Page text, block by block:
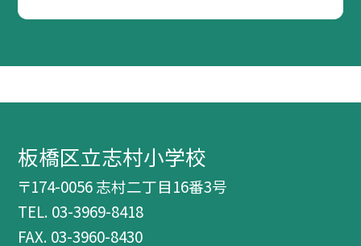
板橋区立志村小学校
〒174-0056 志村二丁目16番3号
TEL. 03-3969-8418
FAX. 03-3960-8430